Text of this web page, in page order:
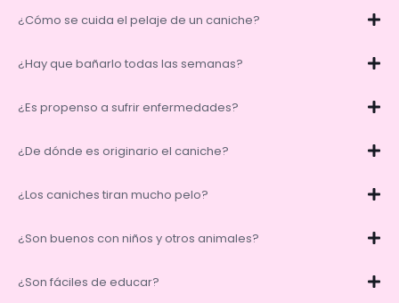
¿Cómo se cuida el pelaje de un caniche?
¿Hay que bañarlo todas las semanas?
¿Es propenso a sufrir enfermedades?
¿De dónde es originario el caniche?
¿Los caniches tiran mucho pelo?
¿Son buenos con niños y otros animales?
¿Son fáciles de educar?